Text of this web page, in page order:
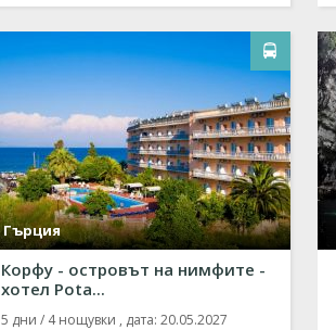
Гърция
Корфу - островът на нимфите -
хотел Pota...
5 дни / 4 нощувки , дата: 20.05.2027